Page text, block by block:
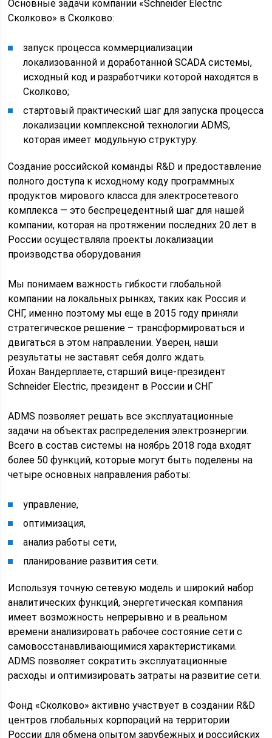
Основные задачи компании «Schneider Electric
Сколково» в Сколково:
запуск процесса коммерциализации
локализованной и доработанной SCADA системы,
исходный код и разработчики которой находятся в
Сколково;
стартовый практический шаг для запуска процесса
локализации комплексной технологии ADMS,
которая имеет модульную структуру.
Создание российской команды R&D и предоставление
полного доступа к исходному коду программных
продуктов мирового класса для электросетевого
комплекса — это беспрецедентный шаг для нашей
компании, которая на протяжении последних 20 лет в
России осуществляла проекты локализации
производства оборудования
Мы понимаем важность гибкости глобальной
компании на локальных рынках, таких как Россия и
СНГ, именно поэтому мы еще в 2015 году приняли
стратегическое решение – трансформироваться и
двигаться в этом направлении. Уверен, наши
результаты не заставят себя долго ждать.
Йохан Вандерплаете, cтарший вице-президент
Schneider Electric, президент в России и СНГ
ADMS позволяет решать все эксплуатационные
задачи на объектах распределения электроэнергии.
Всего в состав системы на ноябрь 2018 года входят
более 50 функций, которые могут быть поделены на
четыре основных направления работы:
управление,
оптимизация,
анализ работы сети,
планирование развития сети.
Используя точную сетевую модель и широкий набор
аналитических функций, энергетическая компания
имеет возможность непрерывно и в реальном
времени анализировать рабочее состояние сети с
самовосстанавливающимися характеристиками.
ADMS позволяет сократить эксплуатационные
расходы и оптимизировать затраты на развитие сети.
Фонд «Сколково» активно участвует в создании R&D
центров глобальных корпораций на территории
России для обмена опытом зарубежных и российских